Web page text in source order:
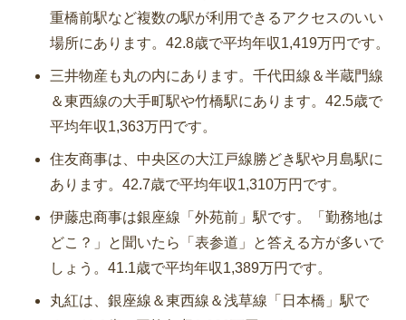
重橋前駅など複数の駅が利用できるアクセスのいい
場所にあります。42.8歳で平均年収1,419万円です。
三井物産も丸の内にあります。千代田線＆半蔵門線
＆東西線の大手町駅や竹橋駅にあります。42.5歳で
平均年収1,363万円です。
住友商事は、中央区の大江戸線勝どき駅や月島駅に
あります。42.7歳で平均年収1,310万円です。
伊藤忠商事は銀座線「外苑前」駅です。「勤務地は
どこ？」と聞いたら「表参道」と答える方が多いで
しょう。41.1歳で平均年収1,389万円です。
丸紅は、銀座線＆東西線＆浅草線「日本橋」駅で